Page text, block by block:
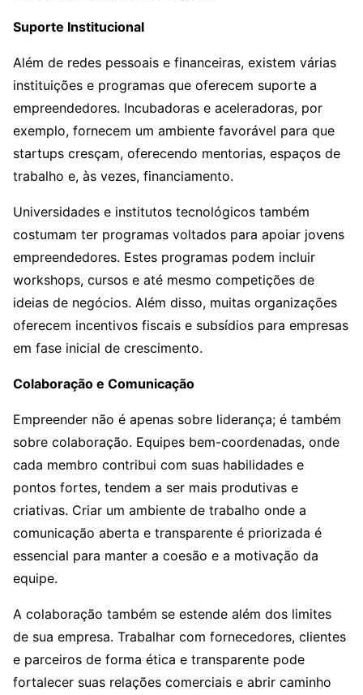
Suporte Institucional
Além de redes pessoais e financeiras, existem várias
instituições e programas que oferecem suporte a
empreendedores. Incubadoras e aceleradoras, por
exemplo, fornecem um ambiente favorável para que
startups cresçam, oferecendo mentorias, espaços de
trabalho e, às vezes, financiamento.
Universidades e institutos tecnológicos também
costumam ter programas voltados para apoiar jovens
empreendedores. Estes programas podem incluir
workshops, cursos e até mesmo competições de
ideias de negócios. Além disso, muitas organizações
oferecem incentivos fiscais e subsídios para empresas
em fase inicial de crescimento.
Colaboração e Comunicação
Empreender não é apenas sobre liderança; é também
sobre colaboração. Equipes bem-coordenadas, onde
cada membro contribui com suas habilidades e
pontos fortes, tendem a ser mais produtivas e
criativas. Criar um ambiente de trabalho onde a
comunicação aberta e transparente é priorizada é
essencial para manter a coesão e a motivação da
equipe.
A colaboração também se estende além dos limites
de sua empresa. Trabalhar com fornecedores, clientes
e parceiros de forma ética e transparente pode
fortalecer suas relações comerciais e abrir caminho